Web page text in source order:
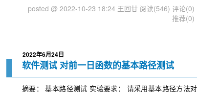
posted @ 2022-10-23 18:24 王回甘 阅读(546) 评论(0)
推荐(0)
2022年6月24日
软件测试 对前一日函数的基本路径测试
摘要： 基本路径测试 实验要求： 请采用基本路径方法对